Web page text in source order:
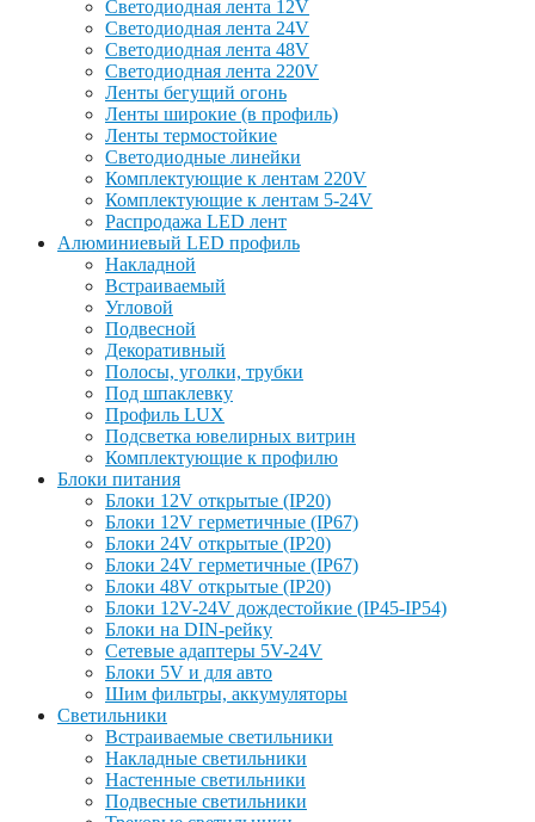
Светодиодная лента 12V
Светодиодная лента 24V
Светодиодная лента 48V
Светодиодная лента 220V
Ленты бегущий огонь
Ленты широкие (в профиль)
Ленты термостойкие
Светодиодные линейки
Комплектующие к лентам 220V
Комплектующие к лентам 5-24V
Распродажа LED лент
Алюминиевый LED профиль
Накладной
Встраиваемый
Угловой
Подвесной
Декоративный
Полосы, уголки, трубки
Под шпаклевку
Профиль LUX
Подсветка ювелирных витрин
Комплектующие к профилю
Блоки питания
Блоки 12V открытые (IP20)
Блоки 12V герметичные (IP67)
Блоки 24V открытые (IP20)
Блоки 24V герметичные (IP67)
Блоки 48V открытые (IP20)
Блоки 12V-24V дождестойкие (IP45-IP54)
Блоки на DIN-рейку
Сетевые адаптеры 5V-24V
Блоки 5V и для авто
Шим фильтры, аккумуляторы
Светильники
Встраиваемые светильники
Накладные светильники
Настенные светильники
Подвесные светильники